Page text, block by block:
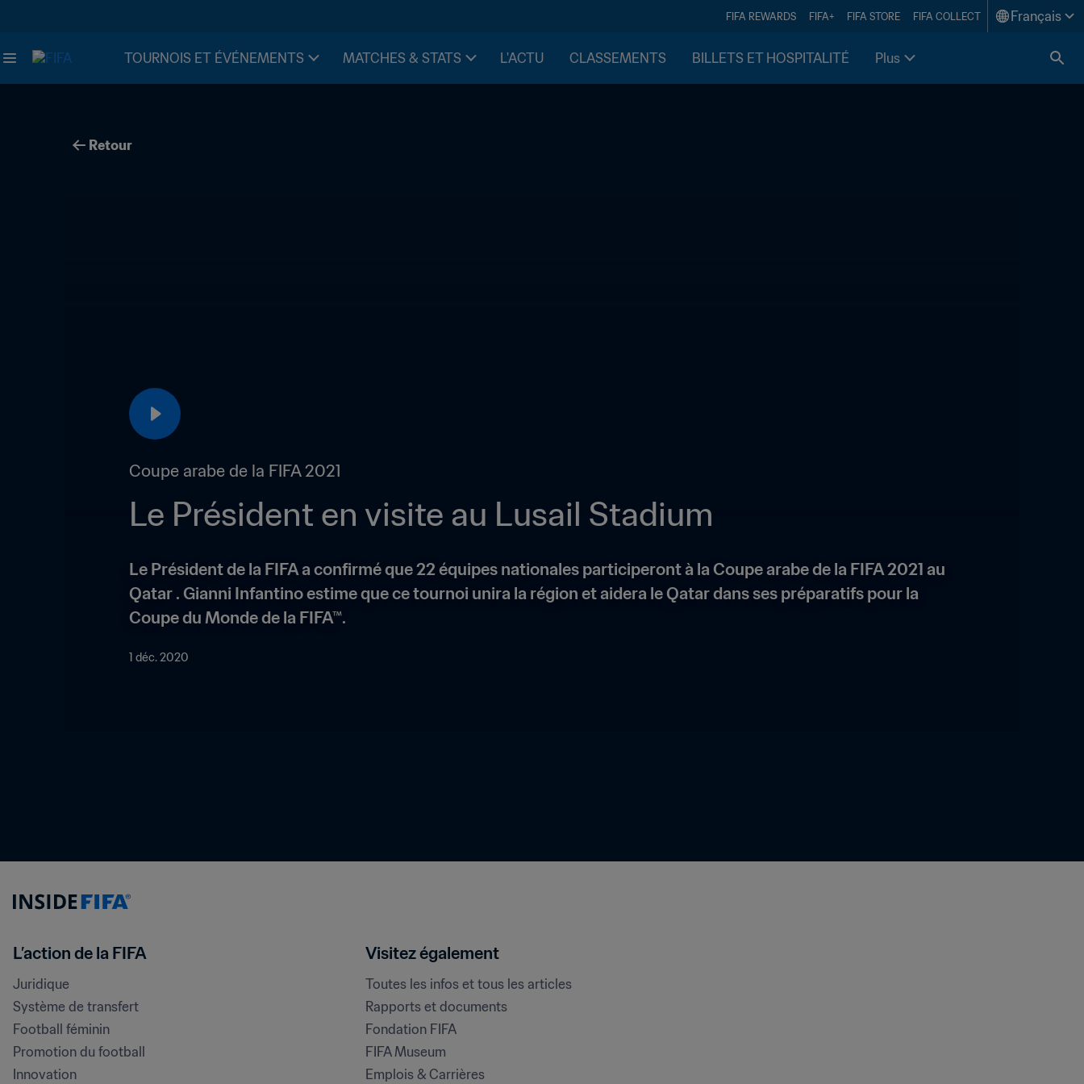
FIFA REWARDS FIFA+ FIFA STORE FIFA COLLECT Français
TOURNOIS ET ÉVÉNEMENTS MATCHES & STATS L'ACTU CLASSEMENTS BILLETS ET HOSPITALITÉ Plus
Retour
Coupe arabe de la FIFA 2021
Le Président de la FIFA a confirmé que 22 équipes nationales participeront à la Coupe arabe de la FIFA 2021 au
Qatar . Gianni Infantino estime que ce tournoi unira la région et aidera le Qatar dans ses préparatifs pour la
Coupe du Monde de la FIFA™.
1 déc. 2020
L’action de la FIFA
Juridique
Système de transfert
Football féminin
Promotion du football
Innovation
Visitez également
Toutes les infos et tous les articles
Rapports et documents
Fondation FIFA
FIFA Museum
Emplois & Carrières